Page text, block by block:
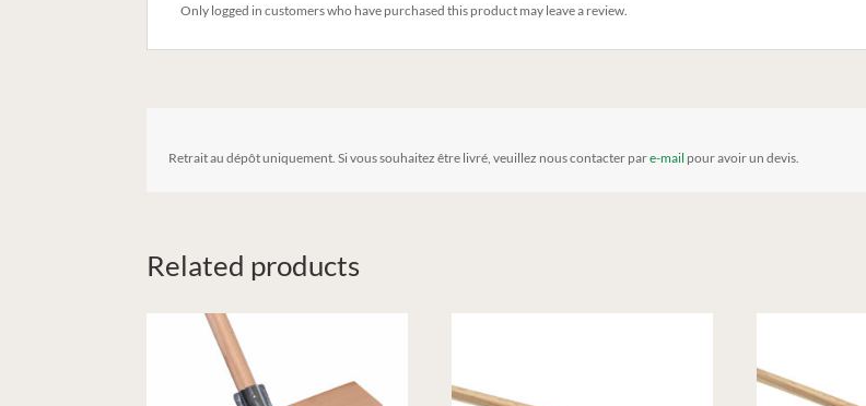
Only logged in customers who have purchased this product may leave a review.
Retrait au dépôt uniquement. Si vous souhaitez être livré, veuillez nous contacter pare-mail pour avoir un devis.
Related products